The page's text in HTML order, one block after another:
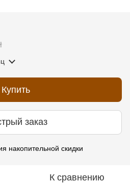
Купить
заказ
накопительной скидки
К сравнению